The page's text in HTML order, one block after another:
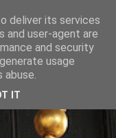
deliver its services
and user-agent are
and security
usage
IT